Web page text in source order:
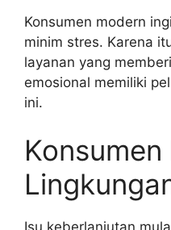
Konsumen modern
minim stres. Karena
layanan yang
emosional memiliki
ini.